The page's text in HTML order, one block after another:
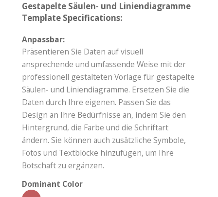
Gestapelte Säulen- und Liniendiagramme
Template Specifications:
Anpassbar:
Präsentieren Sie Daten auf visuell
ansprechende und umfassende Weise mit der
professionell gestalteten Vorlage für gestapelte
Säulen- und Liniendiagramme. Ersetzen Sie die
Daten durch Ihre eigenen. Passen Sie das
Design an Ihre Bedürfnisse an, indem Sie den
Hintergrund, die Farbe und die Schriftart
ändern. Sie können auch zusätzliche Symbole,
Fotos und Textblöcke hinzufügen, um Ihre
Botschaft zu ergänzen.
Dominant Color